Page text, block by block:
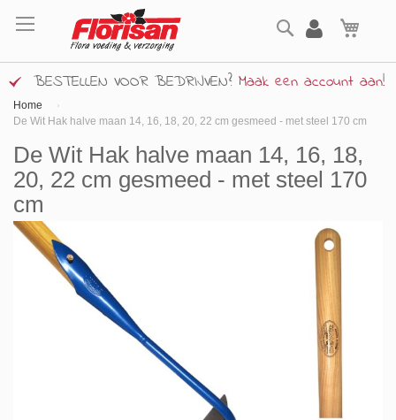
naar
inhoud
Zoek
BESTELLEN VOOR BEDRIJVEN? Maak een account aan!
Home
De Wit Hak halve maan 14, 16, 18, 20, 22 cm gesmeed - met steel 170 cm
De Wit Hak halve maan 14, 16, 18,
20, 22 cm gesmeed - met steel 170
cm
Ga
naar